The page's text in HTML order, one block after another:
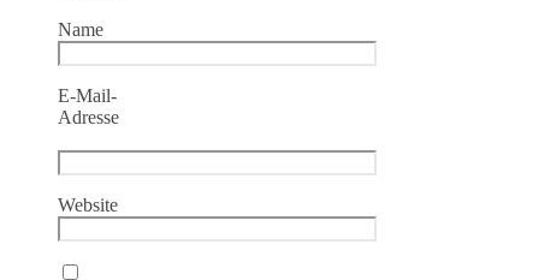
Name
E-Mail-
Adresse
Website